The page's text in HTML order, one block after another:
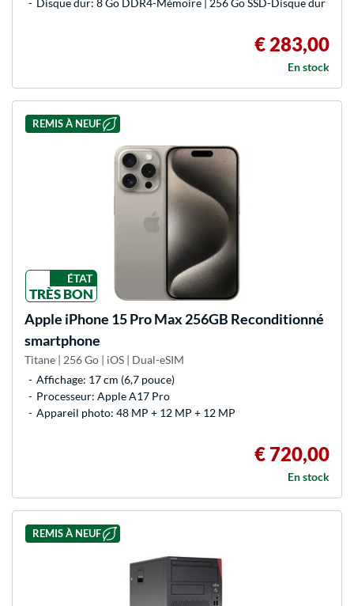
€ 283,00
En stock
REMIS À NEUF
ÉTAT
TRÈS BON
Apple iPhone 15 Pro Max 256GB Reconditionné
smartphone
Titane | 256 Go | iOS | Dual-eSIM
Affichage: 17 cm (6,7 pouce)
Processeur: Apple A17 Pro
Appareil photo: 48 MP + 12 MP + 12 MP
€ 720,00
En stock
REMIS À NEUF